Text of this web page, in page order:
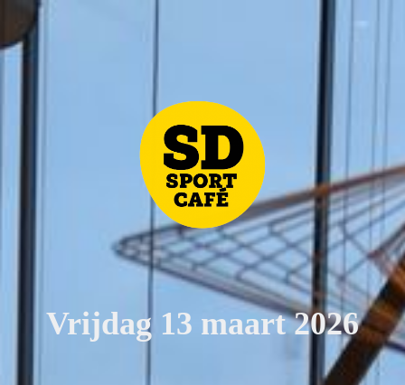
Vrijdag 13 maart 2026